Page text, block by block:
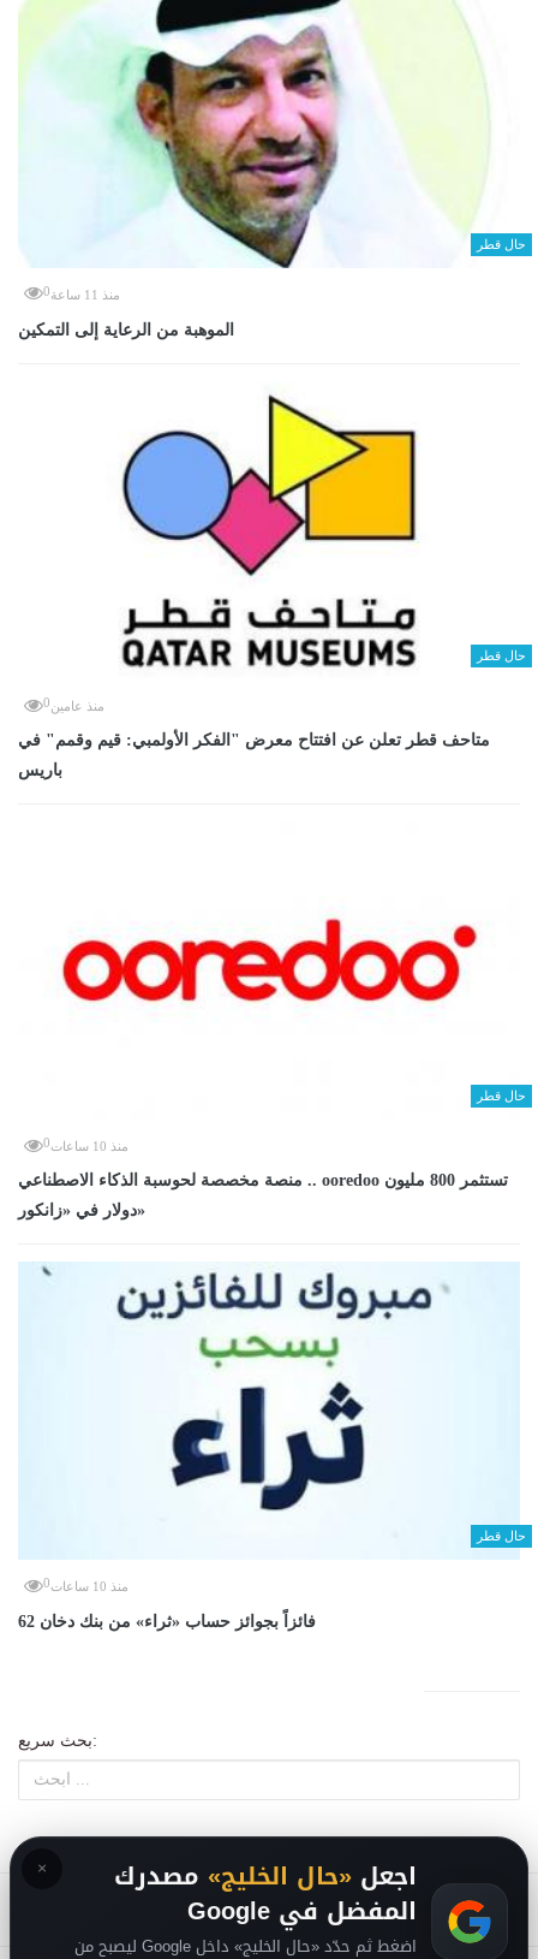
حال قطر
منذ 11 ساعة 0
الموهبة من الرعاية إلى التمكين
حال قطر
منذ عامين0
متاحف قطر تعلن عن افتتاح معرض "الفكر الأولمبي: قيم وقمم" في
باريس
حال قطر
منذ 10 ساعات 0
منصة مخصصة لحوسبة الذكاء الاصطناعي .. ooredoo تستثمر 800 مليون
دولار في «زانكور»
حال قطر
منذ 10 ساعات 0
62 فائزاً بجوائز حساب «ثراء» من بنك دخان
بحث سريع:
× اجعل «حال الخليج» مصدرك
المفضل في Google
اضغط ثم حدّد «حال الخليج» داخل Google ليصبح من